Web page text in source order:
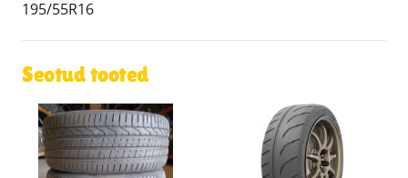
195/55R16
Seotud tooted